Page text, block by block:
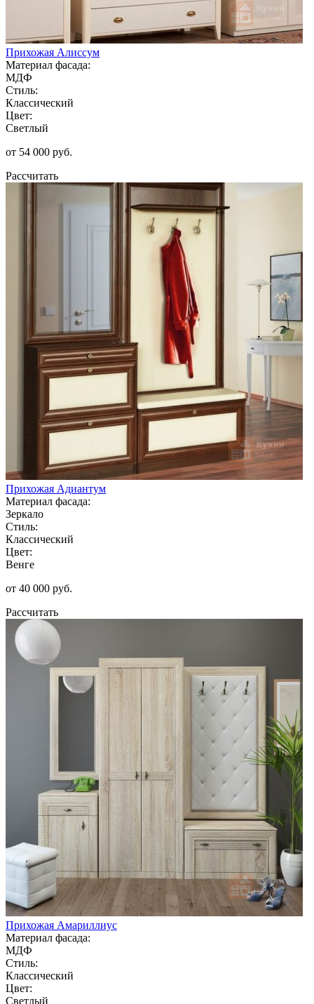
Прихожая Алиссум
Материал фасада:
МДФ
Стиль:
Классический
Цвет:
Светлый
от 54 000 руб.
Рассчитать
Прихожая Адиантум
Материал фасада:
Зеркало
Стиль:
Классический
Цвет:
Венге
от 40 000 руб.
Рассчитать
Прихожая Амариллиус
Материал фасада:
МДФ
Стиль:
Классический
Цвет:
Светлый